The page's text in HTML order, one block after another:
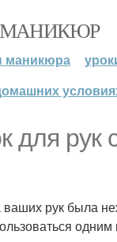
МАНИКЮР
маникюра
для рук
рук была
одним